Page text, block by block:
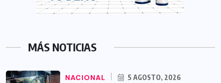
MÁS NOTICIAS
NACIONAL 5 AGOSTO, 2026